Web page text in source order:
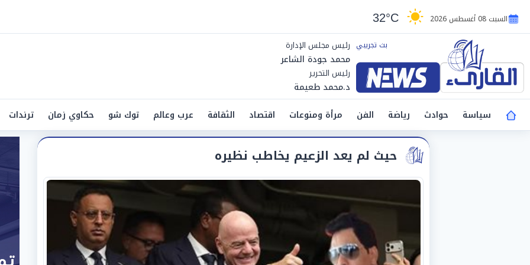
السبت 08 أغسطس 2026 32°C
رئيس مجلس الإدارة
محمد جودة الشاعر
رئيس التحرير
د.محمد طعيمة
سياسة
حوادث رياضة الفن مرأة ومنوعات اقتصاد الثقافة عرب وعالم توك شو حكاوي زمان ترندات
حيث لم يعد الزعيم يخاطب نظيره